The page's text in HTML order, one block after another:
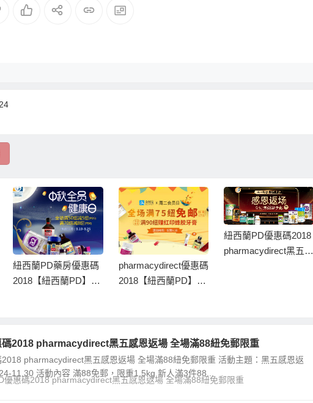
紐西蘭PD藥房優惠碼
2018【紐西蘭PD】中
pharmacydirect優惠碼
2018【紐西蘭PD】支
紐西蘭PD優惠碼2018
pharmacydirect黑五感
2018 pharmacydirect黑五感恩返場 全場滿88紐免郵限重
pharmacydirect黑五感恩返場 全場滿88紐免郵限重 活動主題：黑五感恩返
11.30 活動內容 滿88免郵，限重1.5kg 新人滿3件88...
優惠碼2018 pharmacydirect黑五感恩返場 全場滿88紐免郵限重